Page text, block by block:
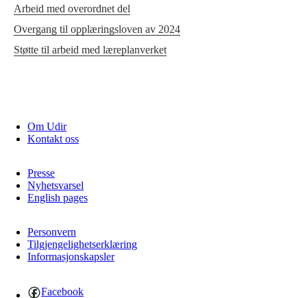
Arbeid med overordnet del
Overgang til opplæringsloven av 2024
Støtte til arbeid med læreplanverket
Om Udir
Kontakt oss
Presse
Nyhetsvarsel
English pages
Personvern
Tilgjengelighetserklæring
Informasjonskapsler
Facebook